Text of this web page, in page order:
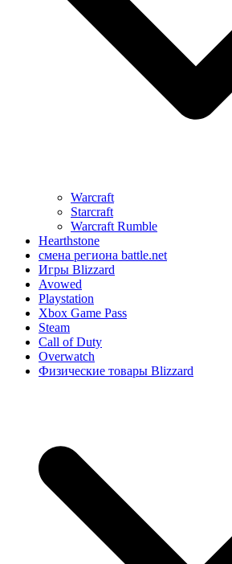
Warcraft
Starcraft
Warcraft Rumble
Hearthstone
смена региона battle.net
Игры Blizzard
Avowed
Playstation
Xbox Game Pass
Steam
Call of Duty
Overwatch
Физические товары Blizzard